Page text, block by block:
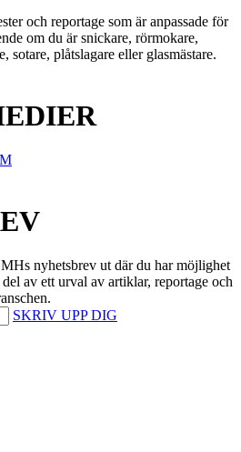
och reportage som är anpassade för
om du är snickare, rörmokare,
sotare, plåtslagare eller glasmästare.
nyhetsbrev ut där du har möjlighet
av ett urval av artiklar, reportage och
SKRIV UPP DIG